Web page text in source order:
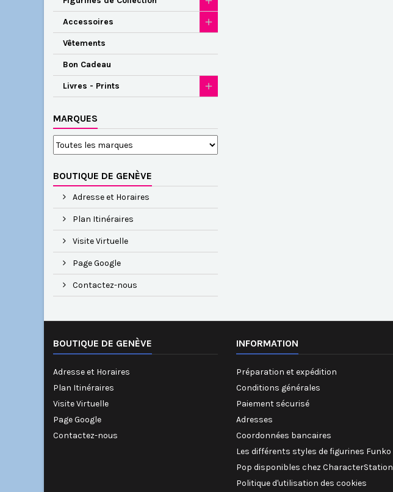
Accessoires
Vêtements
Bon Cadeau
Livres - Prints
MARQUES
BOUTIQUE DE GENÈVE
Adresse et Horaires
Plan Itinéraires
Visite Virtuelle
Page Google
Contactez-nous
BOUTIQUE DE GENÈVE
Adresse et Horaires
Plan Itinéraires
Visite Virtuelle
Page Google
Contactez-nous
INFORMATION
Préparation et expédition
Conditions générales
Paiement sécurisé
Adresses
Coordonnées bancaires
Les différents styles de figurines Funko
Pop disponibles chez CharacterStation
Politique d'utilisation des cookies